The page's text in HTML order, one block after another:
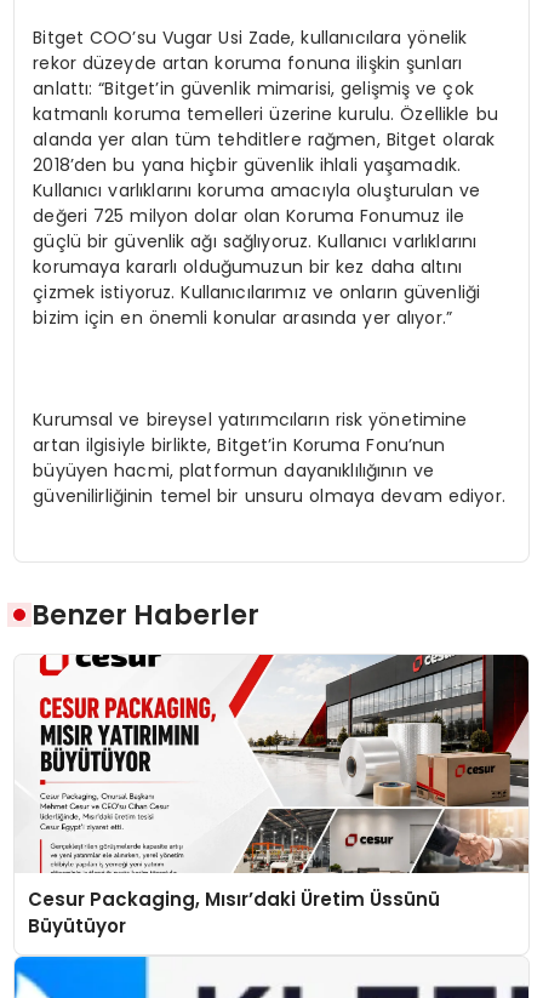
Bitget COO’su Vugar Usi Zade, kullanıcılara yönelik
rekor düzeyde artan koruma fonuna ilişkin şunları
anlattı: “Bitget’in güvenlik mimarisi, gelişmiş ve çok
katmanlı koruma temelleri üzerine kurulu. Özellikle bu
alanda yer alan tüm tehditlere rağmen, Bitget olarak
2018’den bu yana hiçbir güvenlik ihlali yaşamadık.
Kullanıcı varlıklarını koruma amacıyla oluşturulan ve
değeri 725 milyon dolar olan Koruma Fonumuz ile
güçlü bir güvenlik ağı sağlıyoruz. Kullanıcı varlıklarını
korumaya kararlı olduğumuzun bir kez daha altını
çizmek istiyoruz. Kullanıcılarımız ve onların güvenliği
bizim için en önemli konular arasında yer alıyor.”
Kurumsal ve bireysel yatırımcıların risk yönetimine
artan ilgisiyle birlikte, Bitget’in Koruma Fonu’nun
büyüyen hacmi, platformun dayanıklılığının ve
güvenilirliğinin temel bir unsuru olmaya devam ediyor.
Benzer Haberler
Cesur Packaging, Mısır’daki Üretim Üssünü
Büyütüyor